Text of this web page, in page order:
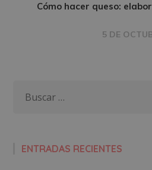
Cómo hacer queso:
5 DE
ENTRADAS RECIENTES